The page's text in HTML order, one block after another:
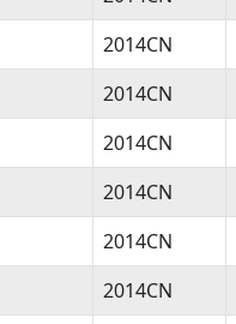
2014CN
2014CN
2014CN
2014CN
2014CN
2014CN